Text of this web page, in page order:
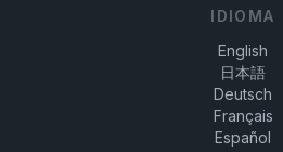
IDIOMA
English
日本語
Deutsch
Français
Español